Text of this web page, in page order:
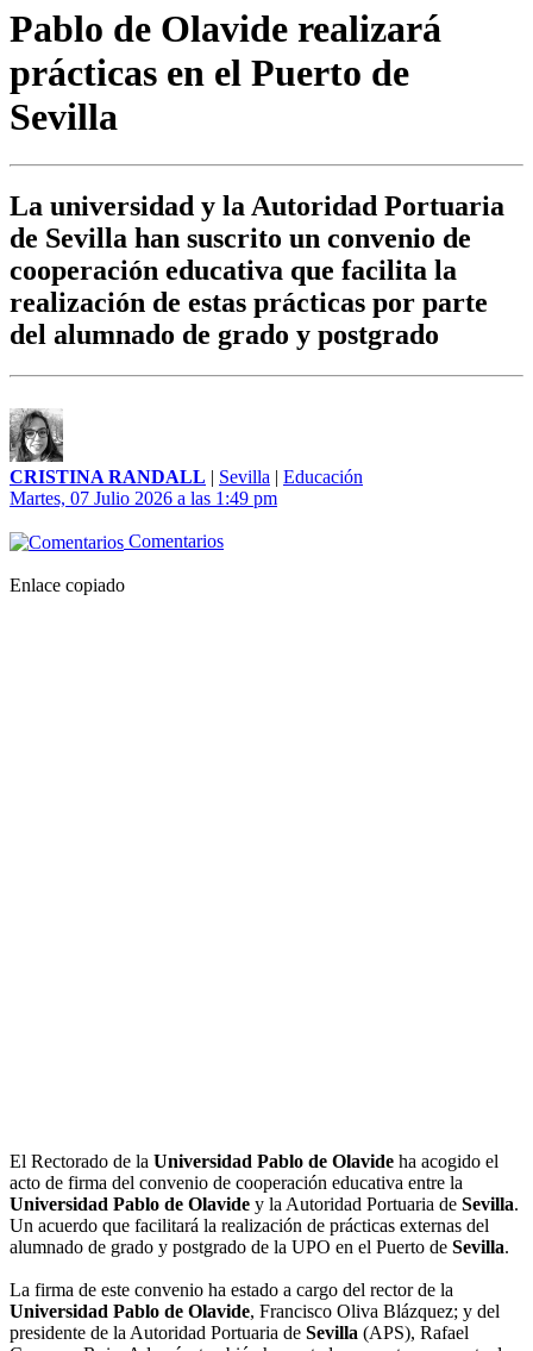
Pablo de Olavide realizará
prácticas en el Puerto de
Sevilla
La universidad y la Autoridad Portuaria
de Sevilla han suscrito un convenio de
cooperación educativa que facilita la
realización de estas prácticas por parte
del alumnado de grado y postgrado
CRISTINA RANDALL | Sevilla | Educación
Martes, 07 Julio 2026 a las 1:49 pm
Comentarios
Enlace copiado
El Rectorado de la Universidad Pablo de Olavide ha acogido el
acto de firma del convenio de cooperación educativa entre la
Universidad Pablo de Olavide y la Autoridad Portuaria de Sevilla.
Un acuerdo que facilitará la realización de prácticas externas del
alumnado de grado y postgrado de la UPO en el Puerto de Sevilla.
La firma de este convenio ha estado a cargo del rector de la
Universidad Pablo de Olavide, Francisco Oliva Blázquez; y del
presidente de la Autoridad Portuaria de Sevilla (APS), Rafael